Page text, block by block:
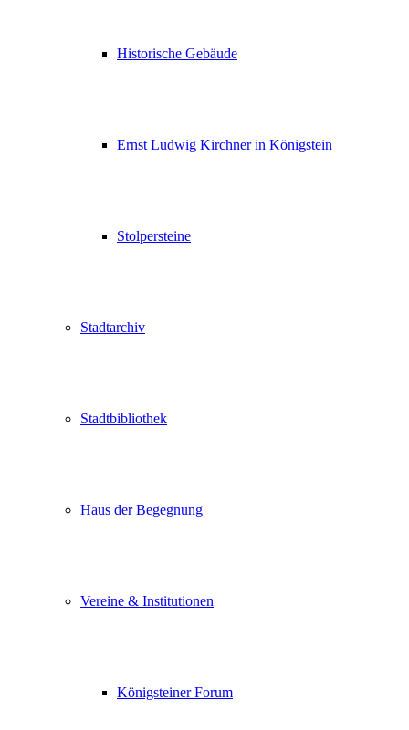
Historische Gebäude
Ernst Ludwig Kirchner in Königstein
Stolpersteine
Stadtarchiv
Stadtbibliothek
Haus der Begegnung
Vereine & Institutionen
Königsteiner Forum